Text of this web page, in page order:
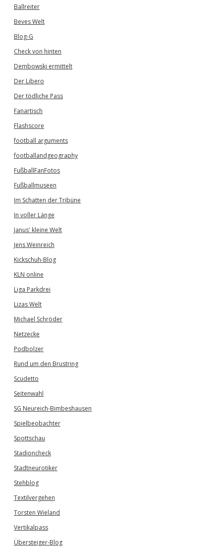
Ballreiter
Beves Welt
Blog-G
Check von hinten
Dembowski ermittelt
Der Libero
Der tödliche Pass
Fanartisch
Flashscore
football arguments
footballandgeography
FußballFanFotos
Fußballmuseen
Im Schatten der Tribüne
In voller Länge
Janus' kleine Welt
Jens Weinreich
Kickschuh-Blog
KLN online
Liga Parkdrei
Lizas Welt
Michael Schröder
Netzecke
Podbolzer
Rund um den Brustring
Scudetto
Seitenwahl
SG Neureich-Bimbeshausen
Spielbeobachter
Spottschau
Stadioncheck
Stadtneurotiker
Stehblog
Textilvergehen
Torsten Wieland
Vertikalpass
Übersteiger-Blog